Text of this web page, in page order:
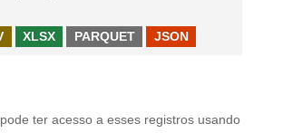
XLSX PARQUET JSON
ter acesso a esses registros usando